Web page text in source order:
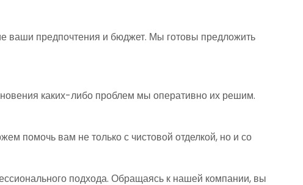
ваши предпочтения и бюджет. Мы готовы предложить
каких-либо проблем мы оперативно их решим.
помочь вам не только с чистовой отделкой, но и со
подхода. Обращаясь к нашей компании, вы